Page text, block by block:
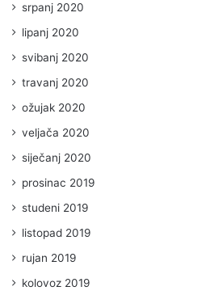
srpanj 2020
lipanj 2020
svibanj 2020
travanj 2020
ožujak 2020
veljača 2020
siječanj 2020
prosinac 2019
studeni 2019
listopad 2019
rujan 2019
kolovoz 2019